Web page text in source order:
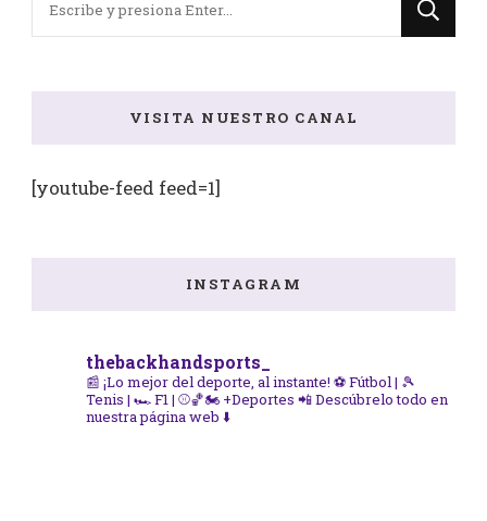
VISITA NUESTRO CANAL
[youtube-feed feed=1]
INSTAGRAM
thebackhandsports_
📰 ¡Lo mejor del deporte, al instante! ⚽ Fútbol | 🎾
Tenis | 🏎️ F1 | ⚾🏀🏍️ +Deportes 📲 Descúbrelo todo en
nuestra página web ⬇️